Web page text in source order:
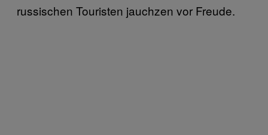
russischen Touristen jauchzen vor Freude.